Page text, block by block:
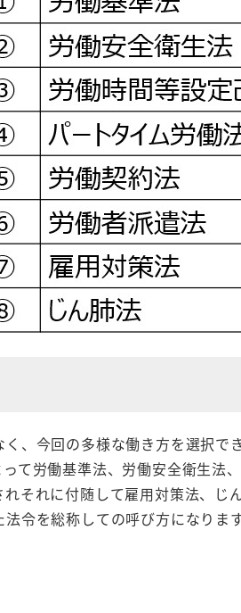
、今回の多様な働き方を選択
って労働基準法、労働安全衛生法
それに付随して雇用対策法、
令を総称しての呼び方になります